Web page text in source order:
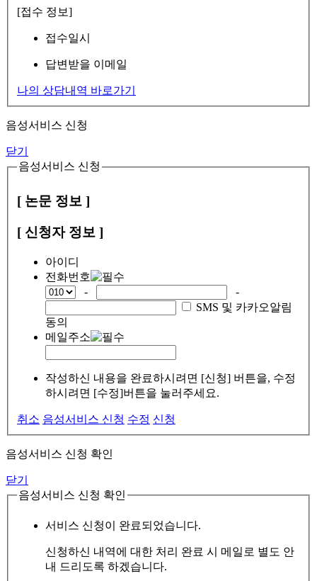
[접수 정보]
접수일시
답변받을 이메일
나의 상담내역 바로가기
음성서비스 신청
닫기
음성서비스 신청
[ 논문 정보 ]
[ 신청자 정보 ]
아이디
전화번호
-
-
SMS 및 카카오알림
동의
메일주소
작성하신 내용을 완료하시려면 [신청] 버튼을, 수정
하시려면 [수정]버튼을 눌러주세요.
취소 음성서비스 신청 수정 신청
음성서비스 신청 확인
닫기
음성서비스 신청 확인
서비스 신청이 완료되었습니다.
신청하신 내역에 대한 처리 완료 시 메일로 별도 안
내 드리도록 하겠습니다.